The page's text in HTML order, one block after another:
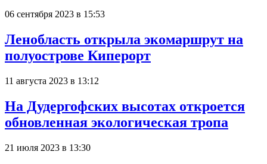
06 сентября 2023 в 15:53
Ленобласть открыла экомаршрут на
полуострове Киперорт
11 августа 2023 в 13:12
На Дудергофских высотах откроется
обновленная экологическая тропа
21 июля 2023 в 13:30